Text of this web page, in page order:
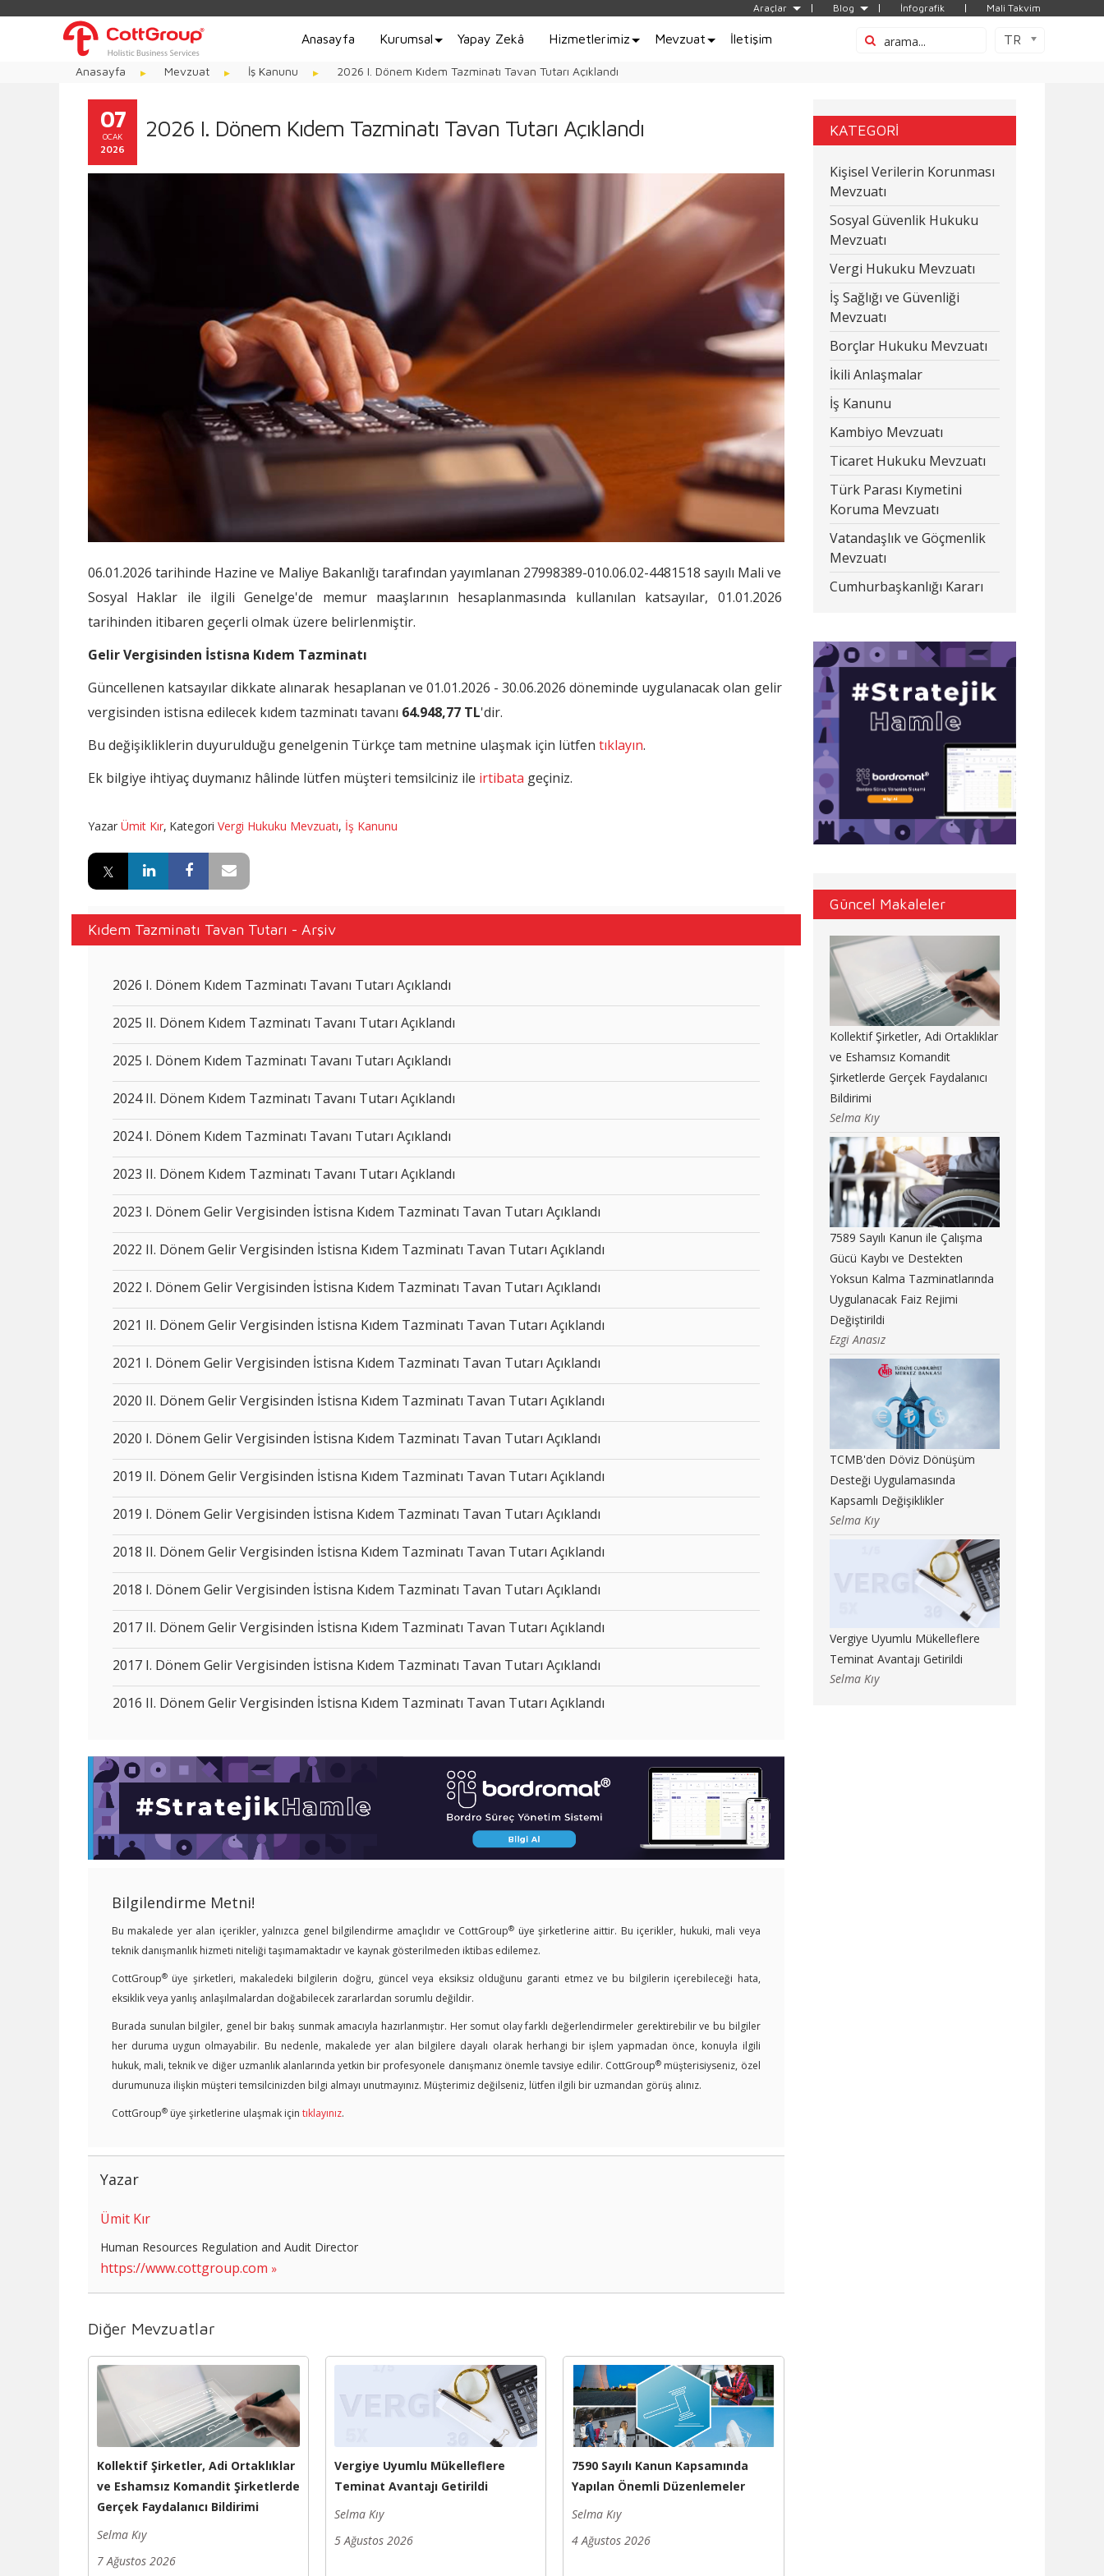
Araçlar Blog İnfografik Mali Takvim
Anasayfa Kurumsal Yapay Zekâ Hizmetlerimiz Mevzuat İletişim TR
Anasayfa Mevzuat İş Kanunu 2026 I. Dönem Kıdem Tazminatı Tavan Tutarı Açıklandı
07
OCAK
2026
2026 I. Dönem Kıdem Tazminatı Tavan Tutarı Açıklandı
06.01.2026 tarihinde Hazine ve Maliye Bakanlığı tarafından yayımlanan 27998389-010.06.02-4481518 sayılı Mali ve
Sosyal Haklar ile ilgili Genelge'de memur maaşlarının hesaplanmasında kullanılan katsayılar, 01.01.2026
tarihinden itibaren geçerli olmak üzere belirlenmiştir.
Gelir Vergisinden İstisna Kıdem Tazminatı
Güncellenen katsayılar dikkate alınarak hesaplanan ve 01.01.2026 - 30.06.2026 döneminde uygulanacak olan gelir
vergisinden istisna edilecek kıdem tazminatı tavanı 64.948,77 TL'dir.
Bu değişikliklerin duyurulduğu genelgenin Türkçe tam metnine ulaşmak için lütfen tıklayın.
Ek bilgiye ihtiyaç duymanız hâlinde lütfen müşteri temsilciniz ile irtibata geçiniz.
Yazar Ümit Kır, Kategori Vergi Hukuku Mevzuatı, İş Kanunu
Kıdem Tazminatı Tavan Tutarı - Arşiv
2026 I. Dönem Kıdem Tazminatı Tavanı Tutarı Açıklandı
2025 II. Dönem Kıdem Tazminatı Tavanı Tutarı Açıklandı
2025 I. Dönem Kıdem Tazminatı Tavanı Tutarı Açıklandı
2024 II. Dönem Kıdem Tazminatı Tavanı Tutarı Açıklandı
2024 I. Dönem Kıdem Tazminatı Tavanı Tutarı Açıklandı
2023 II. Dönem Kıdem Tazminatı Tavanı Tutarı Açıklandı
2023 I. Dönem Gelir Vergisinden İstisna Kıdem Tazminatı Tavan Tutarı Açıklandı
2022 II. Dönem Gelir Vergisinden İstisna Kıdem Tazminatı Tavan Tutarı Açıklandı
2022 I. Dönem Gelir Vergisinden İstisna Kıdem Tazminatı Tavan Tutarı Açıklandı
2021 II. Dönem Gelir Vergisinden İstisna Kıdem Tazminatı Tavan Tutarı Açıklandı
2021 I. Dönem Gelir Vergisinden İstisna Kıdem Tazminatı Tavan Tutarı Açıklandı
2020 II. Dönem Gelir Vergisinden İstisna Kıdem Tazminatı Tavan Tutarı Açıklandı
2020 I. Dönem Gelir Vergisinden İstisna Kıdem Tazminatı Tavan Tutarı Açıklandı
2019 II. Dönem Gelir Vergisinden İstisna Kıdem Tazminatı Tavan Tutarı Açıklandı
2019 I. Dönem Gelir Vergisinden İstisna Kıdem Tazminatı Tavan Tutarı Açıklandı
2018 II. Dönem Gelir Vergisinden İstisna Kıdem Tazminatı Tavan Tutarı Açıklandı
2018 I. Dönem Gelir Vergisinden İstisna Kıdem Tazminatı Tavan Tutarı Açıklandı
2017 II. Dönem Gelir Vergisinden İstisna Kıdem Tazminatı Tavan Tutarı Açıklandı
2017 I. Dönem Gelir Vergisinden İstisna Kıdem Tazminatı Tavan Tutarı Açıklandı
2016 II. Dönem Gelir Vergisinden İstisna Kıdem Tazminatı Tavan Tutarı Açıklandı
Bilgilendirme Metni!
Bu makalede yer alan içerikler, yalnızca genel bilgilendirme amaçlıdır ve CottGroup® üye şirketlerine aittir. Bu içerikler, hukuki, mali veya
teknik danışmanlık hizmeti niteliği taşımamaktadır ve kaynak gösterilmeden iktibas edilemez.
CottGroup® üye şirketleri, makaledeki bilgilerin doğru, güncel veya eksiksiz olduğunu garanti etmez ve bu bilgilerin içerebileceği hata,
eksiklik veya yanlış anlaşılmalardan doğabilecek zararlardan sorumlu değildir.
Burada sunulan bilgiler, genel bir bakış sunmak amacıyla hazırlanmıştır. Her somut olay farklı değerlendirmeler gerektirebilir ve bu bilgiler
her duruma uygun olmayabilir. Bu nedenle, makalede yer alan bilgilere dayalı olarak herhangi bir işlem yapmadan önce, konuyla ilgili
hukuk, mali, teknik ve diğer uzmanlık alanlarında yetkin bir profesyonele danışmanız önemle tavsiye edilir. CottGroup® müşterisiyseniz, özel
durumunuza ilişkin müşteri temsilcinizden bilgi almayı unutmayınız. Müşterimiz değilseniz, lütfen ilgili bir uzmandan görüş alınız.
CottGroup® üye şirketlerine ulaşmak için tıklayınız.
Yazar
Ümit Kır
Human Resources Regulation and Audit Director
https://www.cottgroup.com
Diğer Mevzuatlar
Kollektif Şirketler, Adi Ortaklıklar
ve Eshamsız Komandit Şirketlerde
Gerçek Faydalanıcı Bildirimi
Selma Kıy
7 Ağustos 2026
Vergiye Uyumlu Mükelleflere
Teminat Avantajı Getirildi
Selma Kıy
5 Ağustos 2026
7590 Sayılı Kanun Kapsamında
Yapılan Önemli Düzenlemeler
Selma Kıy
4 Ağustos 2026
KATEGORİ
Kişisel Verilerin Korunması
Mevzuatı
Sosyal Güvenlik Hukuku
Mevzuatı
Vergi Hukuku Mevzuatı
İş Sağlığı ve Güvenliği
Mevzuatı
Borçlar Hukuku Mevzuatı
İkili Anlaşmalar
İş Kanunu
Kambiyo Mevzuatı
Ticaret Hukuku Mevzuatı
Türk Parası Kıymetini
Koruma Mevzuatı
Vatandaşlık ve Göçmenlik
Mevzuatı
Cumhurbaşkanlığı Kararı
Güncel Makaleler
Kollektif Şirketler, Adi Ortaklıklar
ve Eshamsız Komandit
Şirketlerde Gerçek Faydalanıcı
Bildirimi
Selma Kıy
7589 Sayılı Kanun ile Çalışma
Gücü Kaybı ve Destekten
Yoksun Kalma Tazminatlarında
Uygulanacak Faiz Rejimi
Değiştirildi
Ezgi Anasız
TCMB'den Döviz Dönüşüm
Desteği Uygulamasında
Kapsamlı Değişiklikler
Selma Kıy
Vergiye Uyumlu Mükelleflere
Teminat Avantajı Getirildi
Selma Kıy